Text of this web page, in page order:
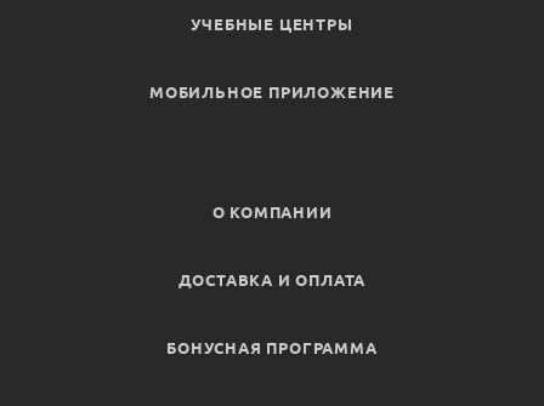
УЧЕБНЫЕ ЦЕНТРЫ
МОБИЛЬНОЕ ПРИЛОЖЕНИЕ
О КОМПАНИИ
ДОСТАВКА И ОПЛАТА
БОНУСНАЯ ПРОГРАММА